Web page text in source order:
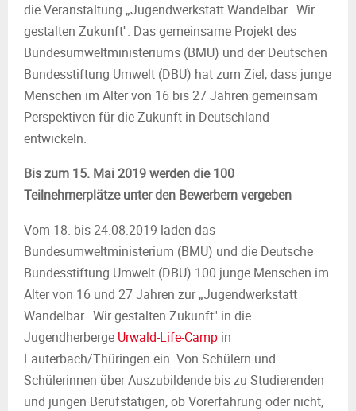
Udie Veranstaltung „Jugendwerkstatt Wandelbar–Wir
gestalten Zukunft''. Das gemeinsame Projekt des
Bundesumweltministeriums (BMU) und der Deutschen
Bundesstiftung Umwelt (DBU) hat zum Ziel, dass junge
Menschen im Alter von 16 bis 27 Jahren gemeinsam
Perspektiven für die Zukunft in Deutschland
entwickeln.
Bis zum 15. Mai 2019 werden die 100
Teilnehmerplätze unter den Bewerbern vergeben
Vom 18. bis 24.08.2019 laden das
Bundesumweltministerium (BMU) und die Deutsche
Bundesstiftung Umwelt (DBU) 100 junge Menschen im
Alter von 16 und 27 Jahren zur „Jugendwerkstatt
Wandelbar–Wir gestalten Zukunft'' in die
Jugendherberge Urwald-Life-Camp in
Lauterbach/Thüringen ein. Von Schülern und
Schülerinnen über Auszubildende bis zu Studierenden
und jungen Berufstätigen, ob Vorerfahrung oder nicht,